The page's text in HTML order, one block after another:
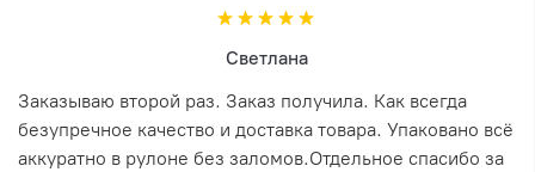
Светлана
Заказываю второй раз. Заказ получила. Как всегда
безупречное качество и доставка товара. Упаковано всё
аккуратно в рулоне без заломов.Отдельное спасибо за